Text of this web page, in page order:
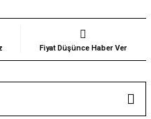
Fiyat Düşünce Haber Ver